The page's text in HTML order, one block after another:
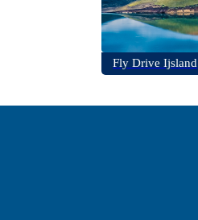
Fly Drive Ijsland